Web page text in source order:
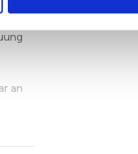
an